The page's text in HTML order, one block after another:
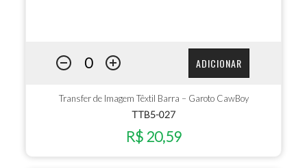
ADICIONAR
Transfer de Imagem Têxtil Barra – Garoto CawBoy
TTB5-027
R$ 20,59